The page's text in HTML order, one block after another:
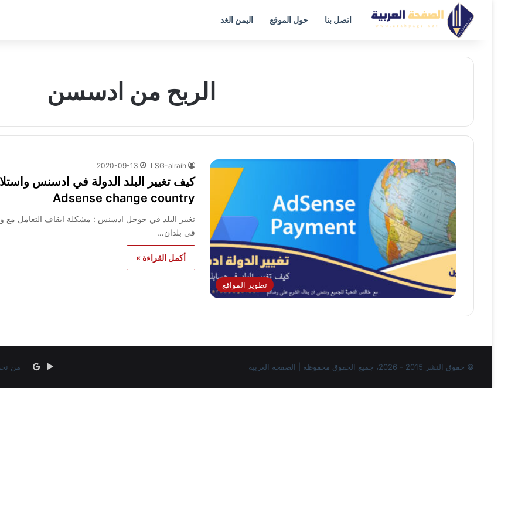
اتصل بنا حول الموقع اليمن الغد
الربح من ادسسن
تطوير المواقع
LSG-alraih
2020-09-13
كيف تغيير البلد الدولة في ادسنس
Adsense change country
تغيير البلد في جوجل ادسنس : مشكلة ايقاف التعامل مع
في بلدان…
أكمل القراءة »
© حقوق النشر 2015 - 2026، جميع الحقوق محفوظة | الصفحة العربية من
‏Google
google